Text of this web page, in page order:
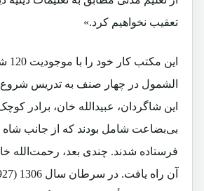
تعقیب نخواهیم کرد.»
این
الشمول در چهار صنف به تدریس شروع
بی‌بضاعت شامل بودند که از جانب شاه
فرستاده شدند. چندی بعد، رحمت‌الله